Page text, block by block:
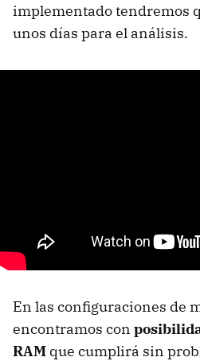
implementado tendremos
unos días para el análisis.
En las configuraciones de
encontramos con
RAM que cumplirá sin